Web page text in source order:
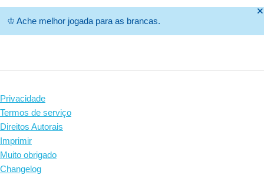
🞫
♔ Ache melhor jogada para as brancas.
Privacidade
Termos de serviço
Direitos Autorais
Imprimir
Muito obrigado
Changelog